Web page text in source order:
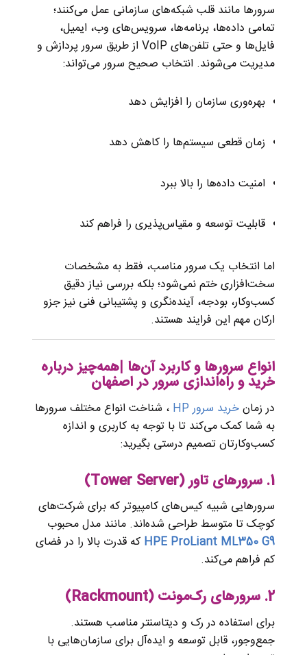
سرورها مانند قلب شبکه‌های سازمانی عمل می‌کنند؛
تمامی داده‌ها، برنامه‌ها، سرویس‌های وب، ایمیل،
فایل‌ها و حتی تلفن‌های VoIP از طریق سرور پردازش و
مدیریت می‌شوند. انتخاب صحیح سرور می‌تواند:
بهره‌وری سازمان را افزایش دهد
زمان قطعی سیستم‌ها را کاهش دهد
امنیت داده‌ها را بالا ببرد
قابلیت توسعه و مقیاس‌پذیری را فراهم کند
اما انتخاب یک سرور مناسب، فقط به مشخصات
سخت‌افزاری ختم نمی‌شود؛ بلکه بررسی نیاز دقیق
کسب‌وکار، بودجه، آینده‌نگری و پشتیبانی فنی نیز جزو
ارکان مهم این فرایند هستند.
انواع سرورها و کاربرد آن‌ها |همه‌چیز درباره
خرید و راه‌اندازی سرور در اصفهان
در زمانخرید سرور HP
، شناخت انواع مختلف سرورها
به شما کمک می‌کند تا با توجه به کاربری و اندازه
کسب‌وکارتان تصمیم درستی بگیرید:
1. سرورهای تاور (Tower Server)
سرورهایی شبیه کیس‌های کامپیوتر که برای شرکت‌های
کوچک تا متوسط طراحی شده‌اند. مانند مدل محبوب
HPE ProLiant ML350 G9 که قدرت بالا را در فضای
کم فراهم می‌کند.
2. سرورهای رک‌مونت (Rackmount)
برای استفاده در رک و دیتاسنتر مناسب هستند.
جمع‌وجور، قابل توسعه و ایده‌آل برای سازمان‌هایی با